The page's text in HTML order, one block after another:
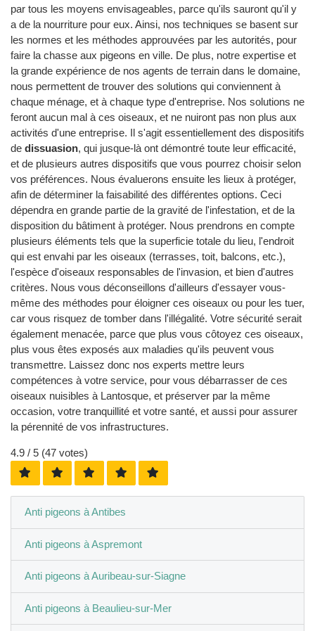
par tous les moyens envisageables, parce qu'ils sauront qu'il y
a de la nourriture pour eux. Ainsi, nos techniques se basent sur
les normes et les méthodes approuvées par les autorités, pour
faire la chasse aux pigeons en ville. De plus, notre expertise et
la grande expérience de nos agents de terrain dans le domaine,
nous permettent de trouver des solutions qui conviennent à
chaque ménage, et à chaque type d'entreprise. Nos solutions ne
feront aucun mal à ces oiseaux, et ne nuiront pas non plus aux
activités d'une entreprise. Il s'agit essentiellement des dispositifs
de dissuasion, qui jusque-là ont démontré toute leur efficacité,
et de plusieurs autres dispositifs que vous pourrez choisir selon
vos préférences. Nous évaluerons ensuite les lieux à protéger,
afin de déterminer la faisabilité des différentes options. Ceci
dépendra en grande partie de la gravité de l'infestation, et de la
disposition du bâtiment à protéger. Nous prendrons en compte
plusieurs éléments tels que la superficie totale du lieu, l'endroit
qui est envahi par les oiseaux (terrasses, toit, balcons, etc.),
l'espèce d'oiseaux responsables de l'invasion, et bien d'autres
critères. Nous vous déconseillons d'ailleurs d'essayer vous-
même des méthodes pour éloigner ces oiseaux ou pour les tuer,
car vous risquez de tomber dans l'illégalité. Votre sécurité serait
également menacée, parce que plus vous côtoyez ces oiseaux,
plus vous êtes exposés aux maladies qu'ils peuvent vous
transmettre. Laissez donc nos experts mettre leurs
compétences à votre service, pour vous débarrasser de ces
oiseaux nuisibles à Lantosque, et préserver par la même
occasion, votre tranquillité et votre santé, et aussi pour assurer
la pérennité de vos infrastructures.
4.9 / 5 (47 votes)
Anti pigeons à Antibes
Anti pigeons à Aspremont
Anti pigeons à Auribeau-sur-Siagne
Anti pigeons à Beaulieu-sur-Mer